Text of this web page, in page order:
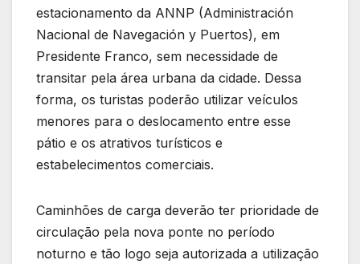
estacionamento da ANNP (Administración
Nacional de Navegación y Puertos), em
Presidente Franco, sem necessidade de
transitar pela área urbana da cidade. Dessa
forma, os turistas poderão utilizar veículos
menores para o deslocamento entre esse
pátio e os atrativos turísticos e
estabelecimentos comerciais.
Caminhões de carga deverão ter prioridade de
circulação pela nova ponte no período
noturno e tão logo seja autorizada a utilização